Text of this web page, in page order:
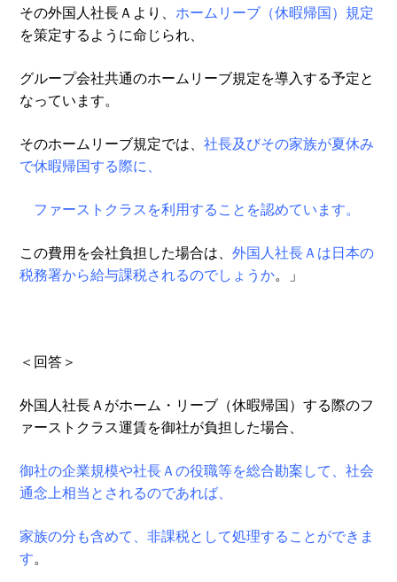
その外国人社長Ａより、ホームリーブ（休暇帰国）規定
を策定するように命じられ、
グループ会社共通のホームリーブ規定を導入する予定と
なっています。
そのホームリーブ規定では、社長及びその家族が夏休み
で休暇帰国する際に、
ファーストクラスを利用することを認めています。
この費用を会社負担した場合は、外国人社長Ａは日本の
税務署から給与課税されるのでしょうか。」
＜回答＞
外国人社長Ａがホーム・リーブ（休暇帰国）する際のフ
ァーストクラス運賃を御社が負担した場合、
御社の企業規模や社長Ａの役職等を総合勘案して、社会
通念上相当とされるのであれば、
家族の分も含めて、非課税として処理することができま
す。